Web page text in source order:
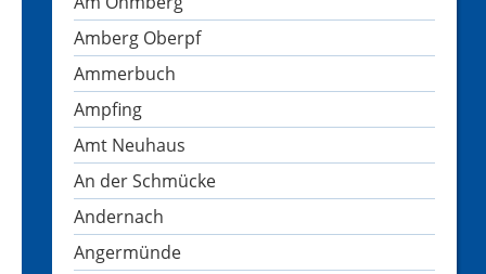
Amberg Oberpf
Ammerbuch
Ampfing
Amt Neuhaus
An der Schmücke
Andernach
Angermünde